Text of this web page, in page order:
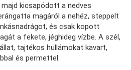
kicsapódott a nedves
magáról a nehéz, steppelt
és csak kopott
a fekete, jéghideg vízbe. A szél,
tajtékos hullámokat kavart,
és permettel.